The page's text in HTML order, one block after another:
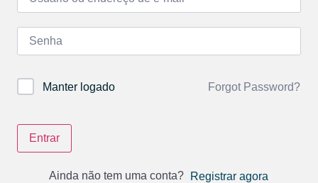
Manter logado Forgot Password?
Entrar
Ainda não tem uma conta? Registrar agora